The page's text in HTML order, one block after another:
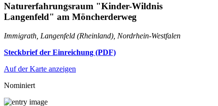
Naturerfahrungsraum "Kinder-Wildnis
Langenfeld" am Möncherderweg
Immigrath, Langenfeld (Rheinland), Nordrhein-Westfalen
Steckbrief der Einreichung (PDF)
Auf der Karte anzeigen
Nominiert